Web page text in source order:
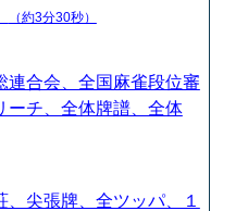
（約3分30秒）
連合会、全国麻雀段位審
ーチ、全体牌譜、全体
尖張牌、全ツッパ、１